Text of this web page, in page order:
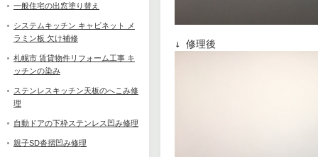
一般住宅の出窓塗り替え
システムキッチン キャビネット メ
ラミン板 欠け補修
札幌市 賃貸物件リフォーム工事 キ
ッチンの染み
ステンレスキッチン天板のへこみ修
理
自動ドアの下枠ステンレス凹み修理
親子SD沓摺凹み修理